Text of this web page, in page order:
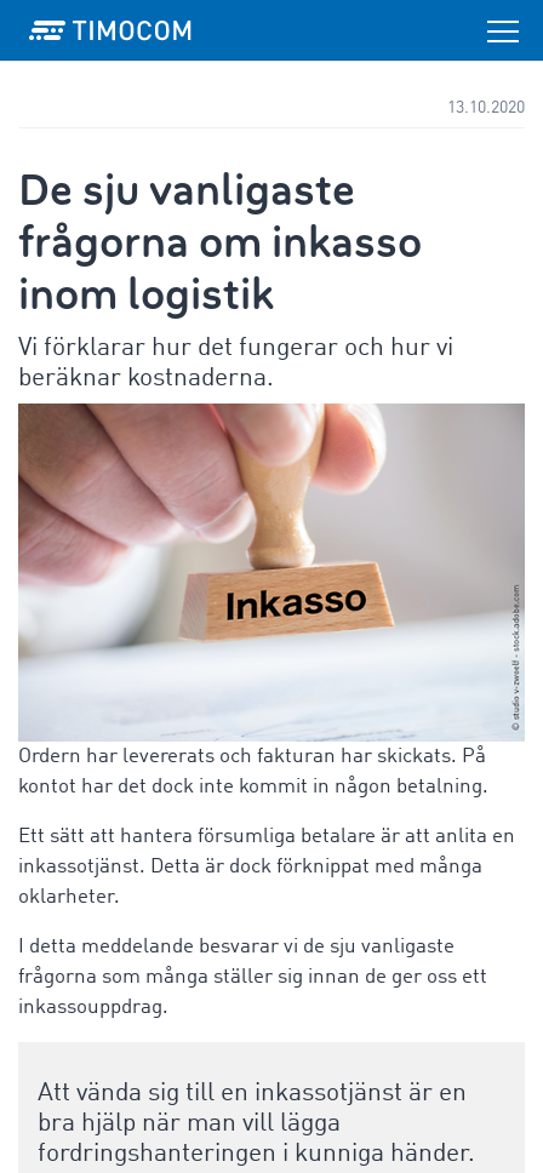
13.10.2020
De sju vanligaste
frågorna om inkasso
inom logistik
Vi förklarar hur det fungerar och hur vi
beräknar kostnaderna.
Ordern har levererats och fakturan har skickats. På
kontot har det dock inte kommit in någon betalning.
Ett sätt att hantera försumliga betalare är att anlita en
inkassotjänst. Detta är dock förknippat med många
oklarheter.
I detta meddelande besvarar vi de sju vanligaste
frågorna som många ställer sig innan de ger oss ett
inkassouppdrag.
Att vända sig till en inkassotjänst är en
bra hjälp när man vill lägga
fordringshanteringen i kunniga händer.